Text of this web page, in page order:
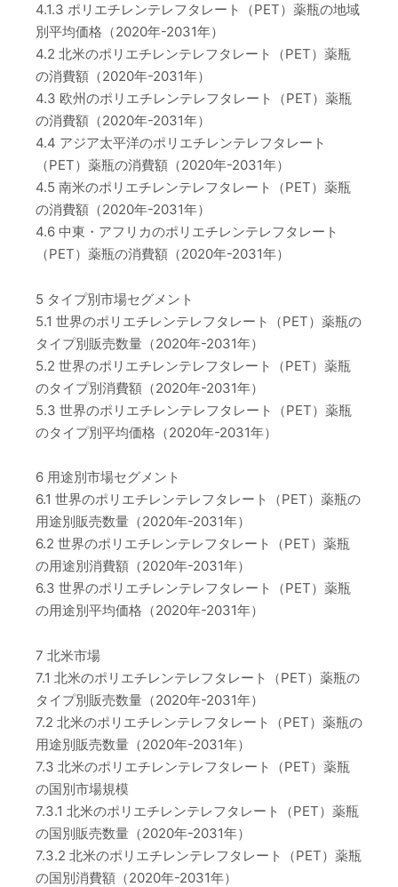
4.1.3 ポリエチレンテレフタレート（PET）薬瓶の地域
別平均価格（2020年-2031年）
4.2 北米のポリエチレンテレフタレート（PET）薬瓶
の消費額（2020年-2031年）
4.3 欧州のポリエチレンテレフタレート（PET）薬瓶
の消費額（2020年-2031年）
4.4 アジア太平洋のポリエチレンテレフタレート
（PET）薬瓶の消費額（2020年-2031年）
4.5 南米のポリエチレンテレフタレート（PET）薬瓶
の消費額（2020年-2031年）
4.6 中東・アフリカのポリエチレンテレフタレート
（PET）薬瓶の消費額（2020年-2031年）
5 タイプ別市場セグメント
5.1 世界のポリエチレンテレフタレート（PET）薬瓶の
タイプ別販売数量（2020年-2031年）
5.2 世界のポリエチレンテレフタレート（PET）薬瓶
のタイプ別消費額（2020年-2031年）
5.3 世界のポリエチレンテレフタレート（PET）薬瓶
のタイプ別平均価格（2020年-2031年）
6 用途別市場セグメント
6.1 世界のポリエチレンテレフタレート（PET）薬瓶の
用途別販売数量（2020年-2031年）
6.2 世界のポリエチレンテレフタレート（PET）薬瓶
の用途別消費額（2020年-2031年）
6.3 世界のポリエチレンテレフタレート（PET）薬瓶
の用途別平均価格（2020年-2031年）
7 北米市場
7.1 北米のポリエチレンテレフタレート（PET）薬瓶の
タイプ別販売数量（2020年-2031年）
7.2 北米のポリエチレンテレフタレート（PET）薬瓶の
用途別販売数量（2020年-2031年）
7.3 北米のポリエチレンテレフタレート（PET）薬瓶
の国別市場規模
7.3.1 北米のポリエチレンテレフタレート（PET）薬瓶
の国別販売数量（2020年-2031年）
7.3.2 北米のポリエチレンテレフタレート（PET）薬瓶
の国別消費額（2020年-2031年）